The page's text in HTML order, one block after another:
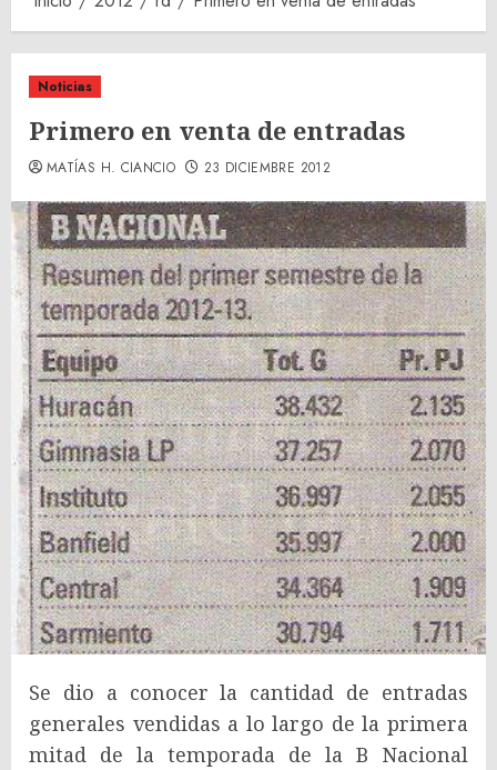
Noticias
Primero en venta de entradas
MATÍAS H. CIANCIO 23 DICIEMBRE 2012
Se dio a conocer la cantidad de entradas
generales vendidas a lo largo de la primera
mitad de la temporada de la B Nacional